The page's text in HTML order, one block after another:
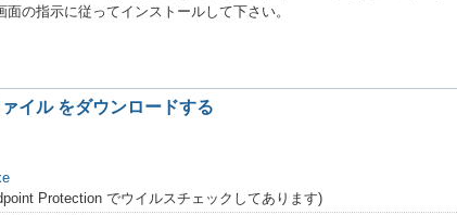
の指示に従ってインストールして下さい。
イル をダウンロードする
Protection でウイルスチェックしてあります)